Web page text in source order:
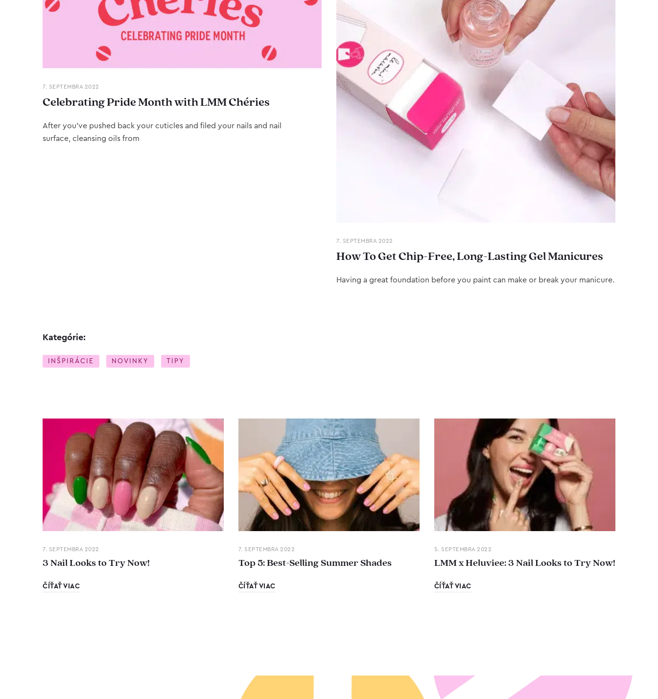
7. SEPTEMBRA 2022
Celebrating Pride Month with LMM Chéries
After you’ve pushed back your cuticles and filed your nails and nail
surface, cleansing oils from
7. SEPTEMBRA 2022
How To Get Chip-Free, Long-Lasting Gel Manicures
Having a great foundation before you paint can make or break your manicure.
Kategórie:
INŠPIRÁCIE NOVINKY TIPY
7. SEPTEMBRA 2022
3 Nail Looks to Try Now!
ČÍŤAŤ VIAC
7. SEPTEMBRA 2022
Top 5: Best-Selling Summer Shades
ČÍŤAŤ VIAC
5. SEPTEMBRA 2022
LMM x Heluviee: 3 Nail Looks to Try Now!
ČÍŤAŤ VIAC